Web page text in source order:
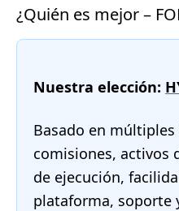
¿Quién es mejor –
Nuestra elección:
Basado en
comisiones, activos
de ejecución,
plataforma, soporte